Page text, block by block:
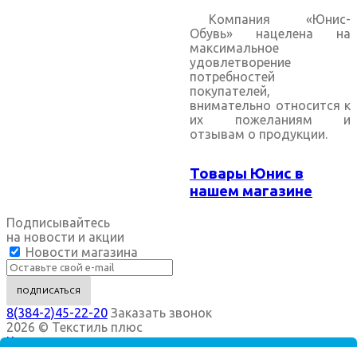
Компания «Юнис-
Обувь» нацелена на
максимальное
удовлетворение
потребностей
покупателей,
внимательно относится к
их пожеланиям и
отзывам о продукции.
Товары Юнис в
нашем магазине
Подписывайтесь
на новости и акции
Новости магазина
8(384-2)45-22-20 Заказать звонок
2026 © Текстиль плюс
Компания